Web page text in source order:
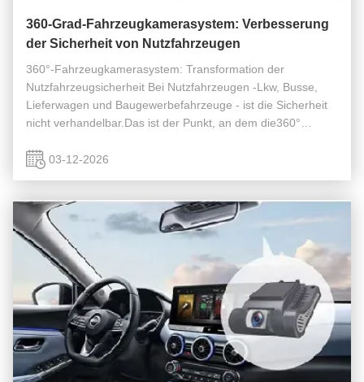
360-Grad-Fahrzeugkamerasystem: Verbesserung
der Sicherheit von Nutzfahrzeugen
360°-Fahrzeugkamerasystem: Transformation der
Nutzfahrzeugsicherheit Bei Nutzfahrzeugen -Lkw, Busse,
Lieferwagen und Baugewerbefahrzeuge - ist die Sicherheit
nicht verhandelbar.Das ist der Punkt, an dem die360°
Schlüsselrolle.Dieses wesentliche Werkzeug definiert ...
03-12-2026